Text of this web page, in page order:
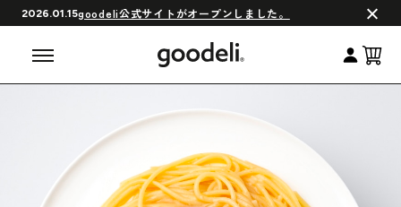
2026.01.15goodeli公式サイトがオープンしました。
会員制度について